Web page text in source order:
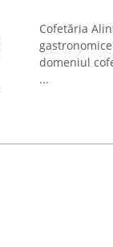
Cofetăria
domeniul
...